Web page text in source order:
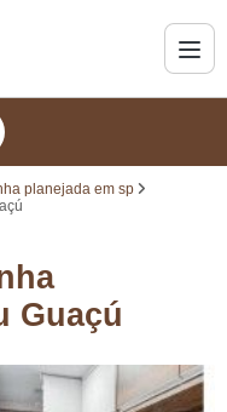
planejada em sp
Guaçú